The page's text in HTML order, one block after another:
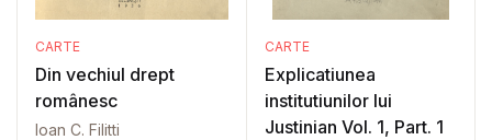
CARTE
Din vechiul drept
românesc
Ioan C. Filitti
CARTE
Explicatiunea
institutiunilor lui
Justinian Vol. 1, Part. 1